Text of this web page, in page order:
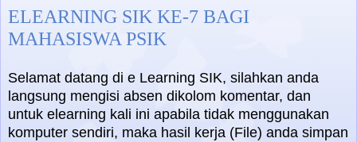
ELEARNING SIK KE-7 BAGI
MAHASISWA PSIK
Selamat datang di e Learning SIK, silahkan anda
langsung mengisi absen dikolom komentar, dan
untuk elearning kali ini apabila tidak menggunakan
komputer sendiri, maka hasil kerja (File) anda simpan